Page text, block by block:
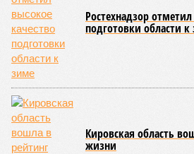
Ростехнадзор
подготовки области
Кировская область
жизни